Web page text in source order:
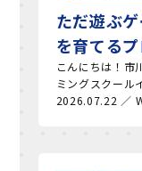
ただ遊ぶ
を育てる
こんにちは！市
ミングスクール
2026.07.22 ／